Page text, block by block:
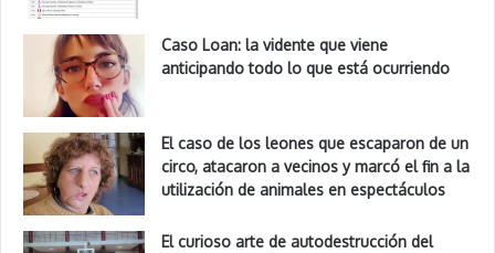
Caso Loan: la vidente que viene
anticipando todo lo que está ocurriendo
El caso de los leones que escaparon de un
circo, atacaron a vecinos y marcó el fin a la
utilización de animales en espectáculos
El curioso arte de autodestrucción del